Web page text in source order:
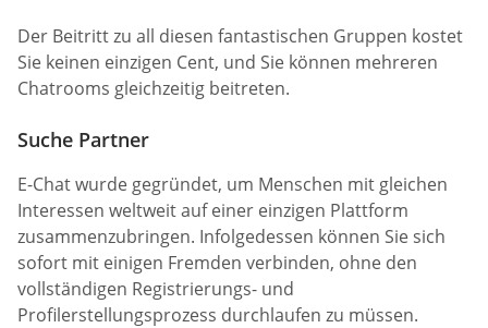
Der Beitritt zu all diesen fantastischen Gruppen kostet
Sie keinen einzigen Cent, und Sie können mehreren
Chatrooms gleichzeitig beitreten.
Suche Partner
E-Chat wurde gegründet, um Menschen mit gleichen
Interessen weltweit auf einer einzigen Plattform
zusammenzubringen. Infolgedessen können Sie sich
sofort mit einigen Fremden verbinden, ohne den
vollständigen Registrierungs- und
Profilerstellungsprozess durchlaufen zu müssen.